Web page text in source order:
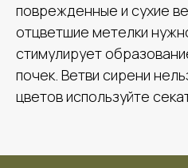
поврежденные и сухие
отцветшие метелки
стимулирует
почек. Ветви сирени
цветов используйте